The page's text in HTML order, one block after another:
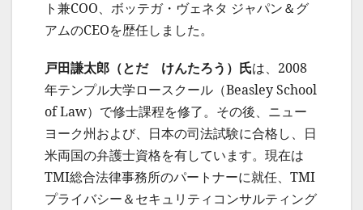
ト兼COO、ボッテガ・ヴェネタ ジャパン＆グ
アムのCEOを歴任しました。
戸田謙太郎（とだ けんたろう）氏は、2008
年テンプル大学ロースクール（Beasley School
of Law）で修士課程を修了。その後、ニュー
ヨーク州および、日本の司法試験に合格し、日
米両国の弁護士資格を有しています。現在は
TMI総合法律事務所のパートナーに就任、TMI
プライバシー＆セキュリティコンサルティング